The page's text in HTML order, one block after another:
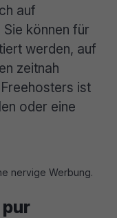
auf
können für
werden, auf
zeitnah
ist
oder eine
nervige Werbung.